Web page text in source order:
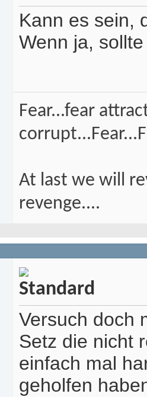
Kann es sein,
Wenn ja,
Fear...fear
At last we will
revenge....
Versuch doch
Setz die nicht
einfach mal
geholfen